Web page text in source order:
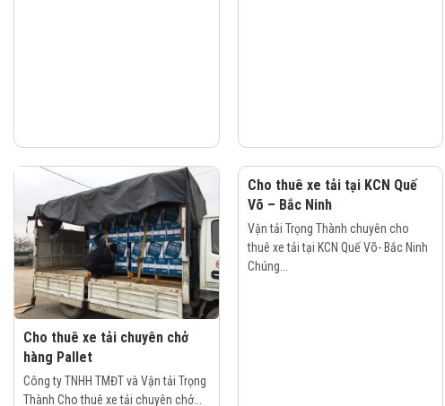
Cho thuê xe tải chuyên chở
hàng Pallet
Công ty TNHH TMĐT và Vận tải Trọng
Thành Cho thuê xe tải chuyên chở...
Cho thuê xe tải tại KCN Quế
Võ – Bắc Ninh
Vận tải Trọng Thành chuyên cho
thuê xe tải tại KCN Quế Võ- Bắc Ninh
Chúng...